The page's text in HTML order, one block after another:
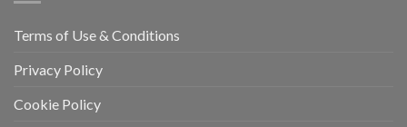
Terms of Use & Conditions
Privacy Policy
Cookie Policy